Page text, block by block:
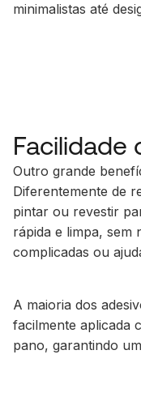
minimalistas até
Facilidade
Outro grande
Diferentemente de
pintar ou revestir
rápida e limpa, sem
complicadas ou
A maioria dos
facilmente aplicada
pano, garantindo